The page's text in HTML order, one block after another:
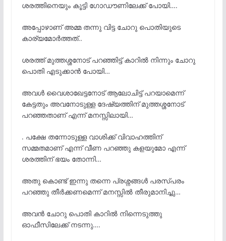
ശരത്തിനെയും കൂട്ടി ഗോഡൗണിലേക്ക് പോയി….
അപ്പോഴാണ് അമ്മ തന്നു വിട്ട ചോറു പൊതിയുടെ
കാര്യമോർത്തത്..
ശരത്ത് മുത്തശ്ശനോട് പറഞ്ഞിട്ട് കാറിൽ നിന്നും ചോറു
പൊതി എടുക്കാൻ പോയി…
അവൾ വൈശാഖേട്ടനോട് ആലോചിട്ട് പറയാമെന്ന്
കേട്ടതും അവനോടുള്ള ദേഷ്യത്തിന് മുത്തശ്ശനോട്
പറഞ്ഞതാണ് എന്ന് മനസ്സിലായി…
. പക്ഷേ തന്നോടുള്ള വാശിക്ക് വിവാഹത്തിന്
സമ്മതമാണ് എന്ന് വീണ പറഞ്ഞു കളയുമോ എന്ന്
ശരത്തിന് ഭയം തോന്നി…
അതു കൊണ്ട് ഇന്നു തന്നെ പ്രശ്നങ്ങൾ പരസ്പരം
പറഞ്ഞു തീർക്കണമെന്ന് മനസ്സിൽ തീരുമാനിച്ചു…
അവൻ ചോറു പൊതി കാറിൽ നിന്നെടുത്തു
ഓഫീസിലേക്ക് നടന്നു….